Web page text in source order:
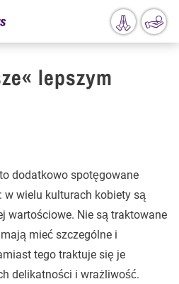
lepszym
dodatkowo spotęgowane
w wielu kulturach kobiety są
wartościowe. Nie są traktowane
mieć szczególne i
tego traktuje się je
delikatności i wrażliwość.